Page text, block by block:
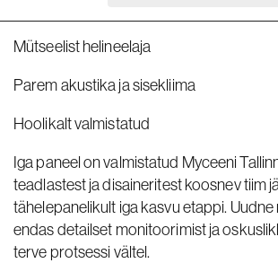
Mütseelist helineelaja
Parem akustika ja sisekliima
Hoolikalt valmistatud
Iga paneel on valmistatud Myceeni
teadlastest ja disaineritest koosnev tiim
tähelepanelikult iga kasvu etappi.
endas detailset monitoorimist ja
terve protsessi vältel.